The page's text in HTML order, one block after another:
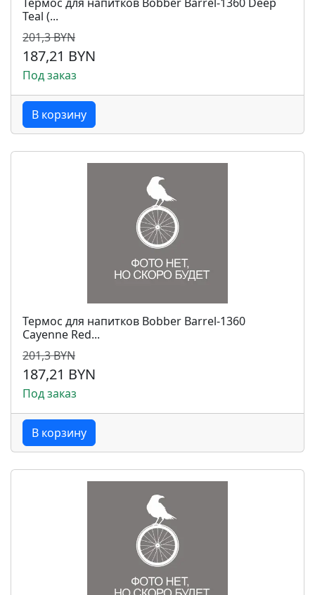
Teal (...
201,3 BYN
187,21 BYN
Под заказ
В корзину
Термос для напитков Bobber Barrel-1360
Cayenne Red...
201,3 BYN
187,21 BYN
Под заказ
В корзину